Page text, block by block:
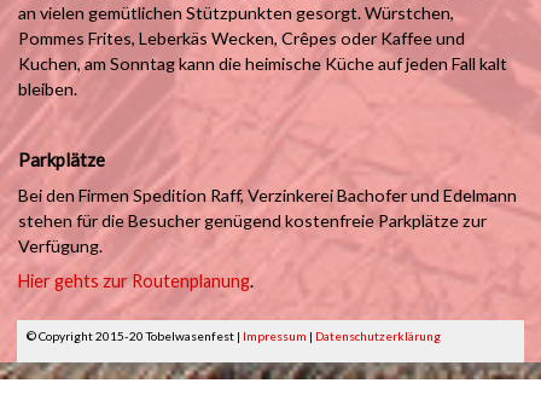
an vielen gemütlichen Stützpunkten gesorgt. Würstchen,
Pommes Frites, Leberkäs Wecken, Crêpes oder Kaffee und
Kuchen, am Sonntag kann die heimische Küche auf jeden Fall kalt
bleiben.
Parkplätze
Bei den Firmen Spedition Raff, Verzinkerei Bachofer und Edelmann
stehen für die Besucher genügend kostenfreie Parkplätze zur
Verfügung.
Hier gehts zur Routenplanung.
© Copyright 2015-20 Tobelwasenfest | Impressum | Datenschutzerklärung